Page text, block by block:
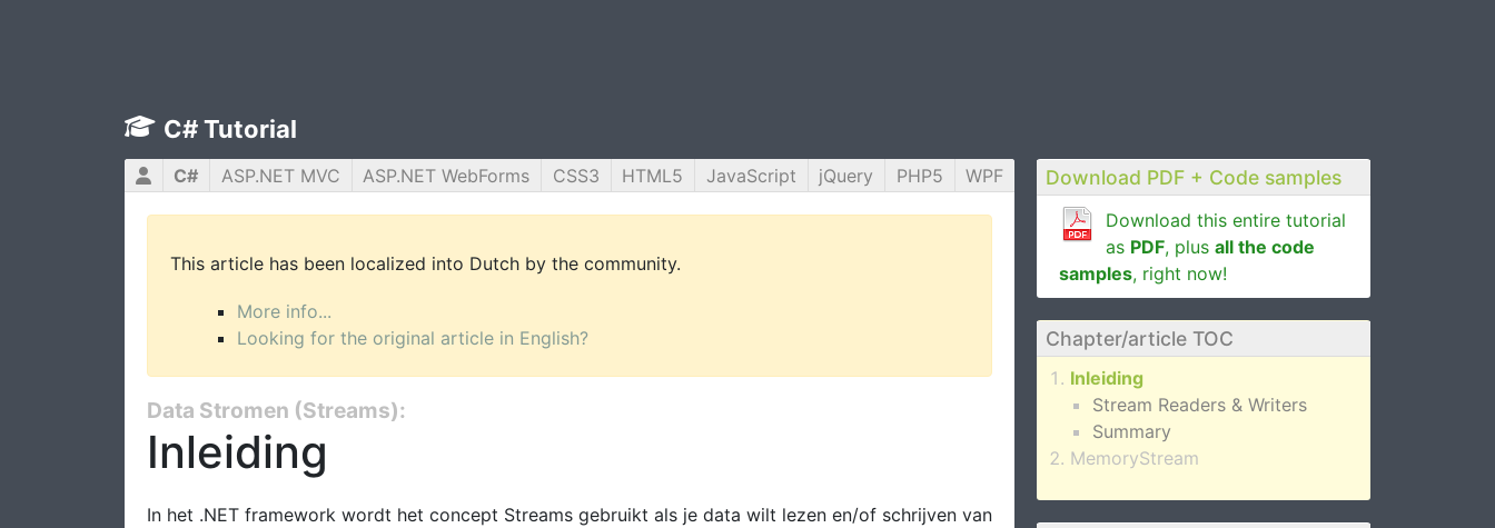
C# Tutorial
Download PDF + Code samples
Download this entire tutorial
as PDF, plus all the code
samples, right now!
Chapter/article TOC
Inleiding
Stream Readers & Writers
Summary
MemoryStream
C# ASP.NET MVC ASP.NET WebForms CSS3 HTML5 JavaScript jQuery PHP5 WPF
This article has been localized into Dutch by the community.
More info...
Looking for the original article in English?
Data Stromen (Streams):
Inleiding
In het .NET framework wordt het concept Streams gebruikt als je data wilt lezen en/of schrijven van